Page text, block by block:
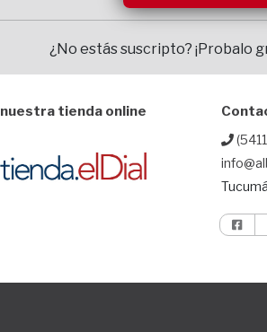
¿No estás suscripto? ¡Probalo
tienda online